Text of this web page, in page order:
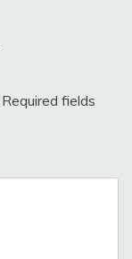
Required fields